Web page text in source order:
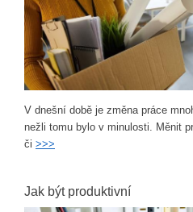
V dnešní době je změna práce
nežli tomu bylo v minulosti. Měnit
či >>>
Jak být produktivní